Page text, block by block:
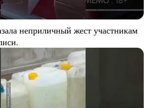
неприличный жест участникам